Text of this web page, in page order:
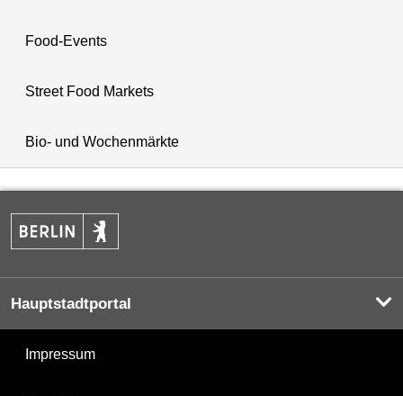
Food-Events
Street Food Markets
Bio- und Wochenmärkte
Hauptstadtportal
Impressum